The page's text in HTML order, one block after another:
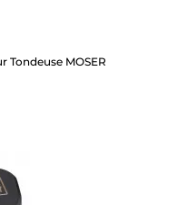
Tondeuse MOSER